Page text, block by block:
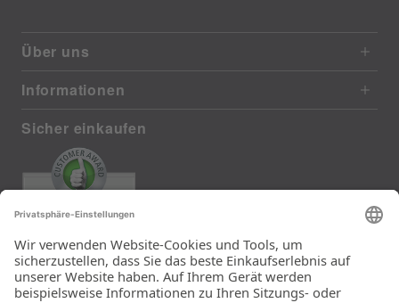
Über uns
Informationen
Sicher einkaufen
372 reviews from real customers
(last 12 months)
Total: 11290
Die Auswahl und die
Einfachheit der
Bestellung.